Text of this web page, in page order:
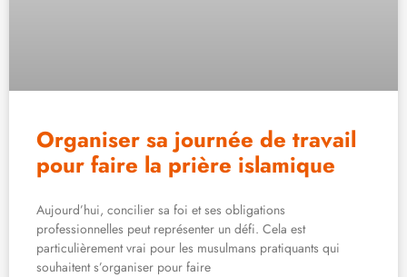
Organiser sa journée de travail
pour faire la prière islamique
Aujourd’hui, concilier sa foi et ses obligations
professionnelles peut représenter un défi. Cela est
particulièrement vrai pour les musulmans pratiquants qui
souhaitent s’organiser pour faire